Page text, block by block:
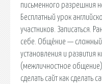
письменного разрешния
Бесплатный урок
участников. Записаться.
себе. Обще́ние —
установления и развития
(межличностное
сделать сайт как сделать